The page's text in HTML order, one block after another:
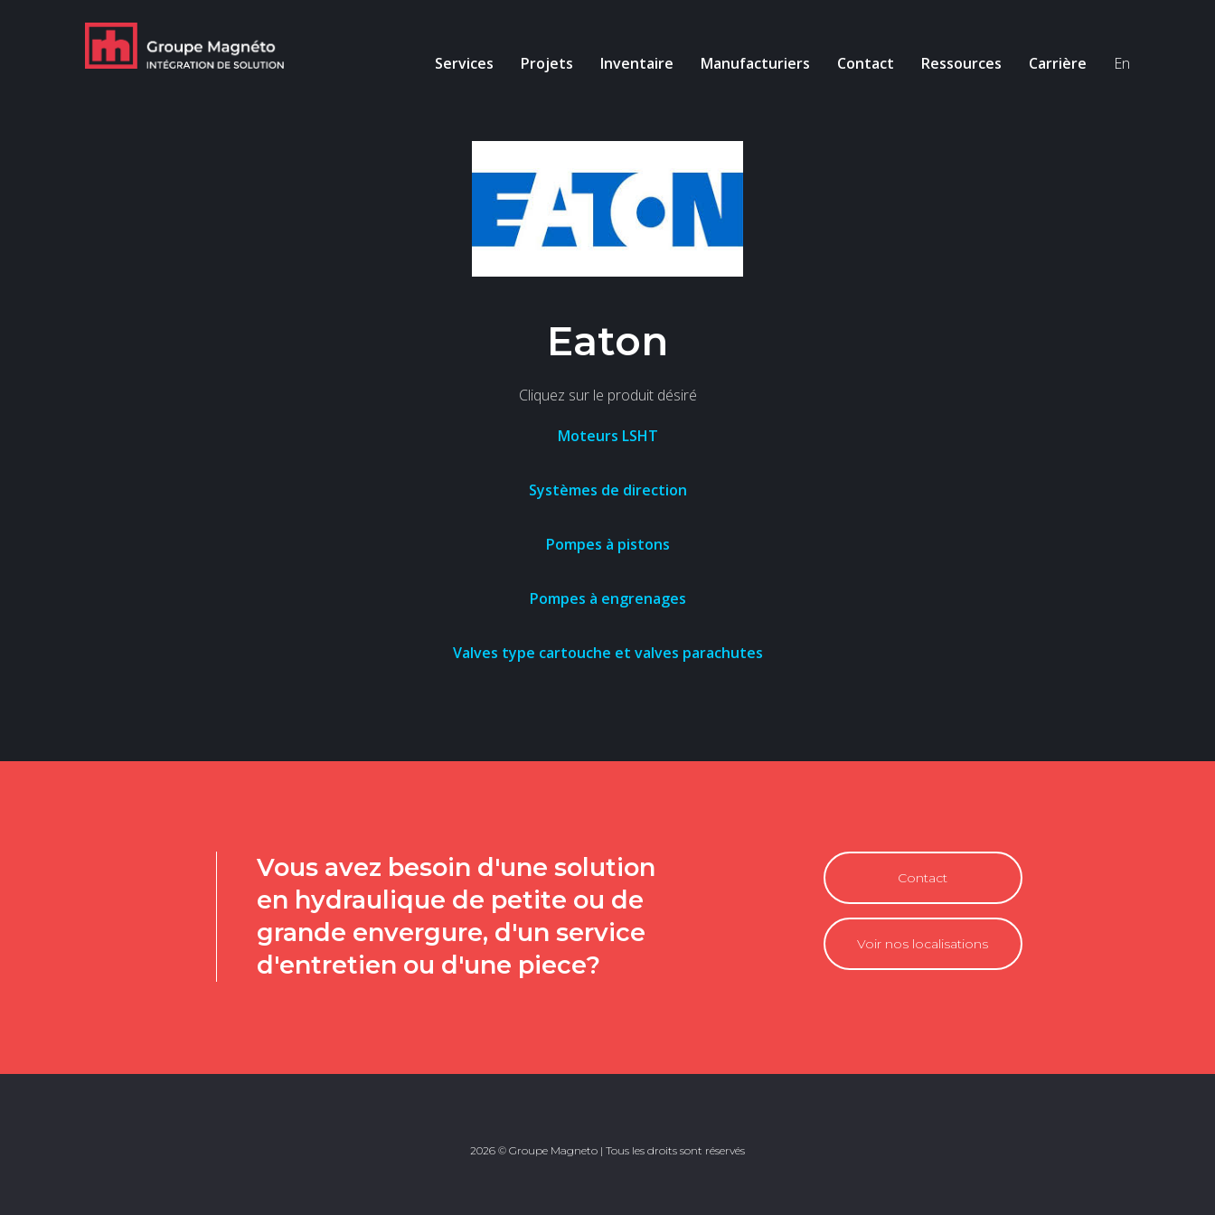
Services Projets Inventaire Manufacturiers Contact Ressources Carrière En
Eaton
Cliquez sur le produit désiré
Moteurs LSHT
Systèmes de direction
Pompes à pistons
Pompes à engrenages
Valves type cartouche et valves parachutes
Vous avez besoin d'une solution
en hydraulique de petite ou de
grande envergure, d'un service
d'entretien ou d'une piece?
Contact
Voir nos localisations
2026 © Groupe Magneto | Tous les droits sont réservés